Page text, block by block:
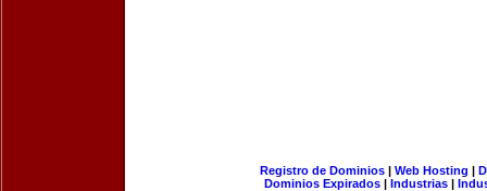
Registro de Dominios| Web Hosting |
Dominios Expirados | Industrias |